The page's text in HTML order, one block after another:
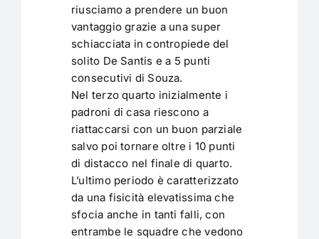
riusciamo a prendere un buon
vantaggio grazie a una super
schiacciata in contropiede del
solito De Santis e a 5 punti
consecutivi di Souza.
Nel terzo quarto inizialmente i
padroni di casa riescono a
riattaccarsi con un buon parziale
salvo poi tornare oltre i 10 punti
di distacco nel finale di quarto.
L’ultimo periodo è caratterizzato
da una fisicità elevatissima che
sfocia anche in tanti falli, con
entrambe le squadre che vedono